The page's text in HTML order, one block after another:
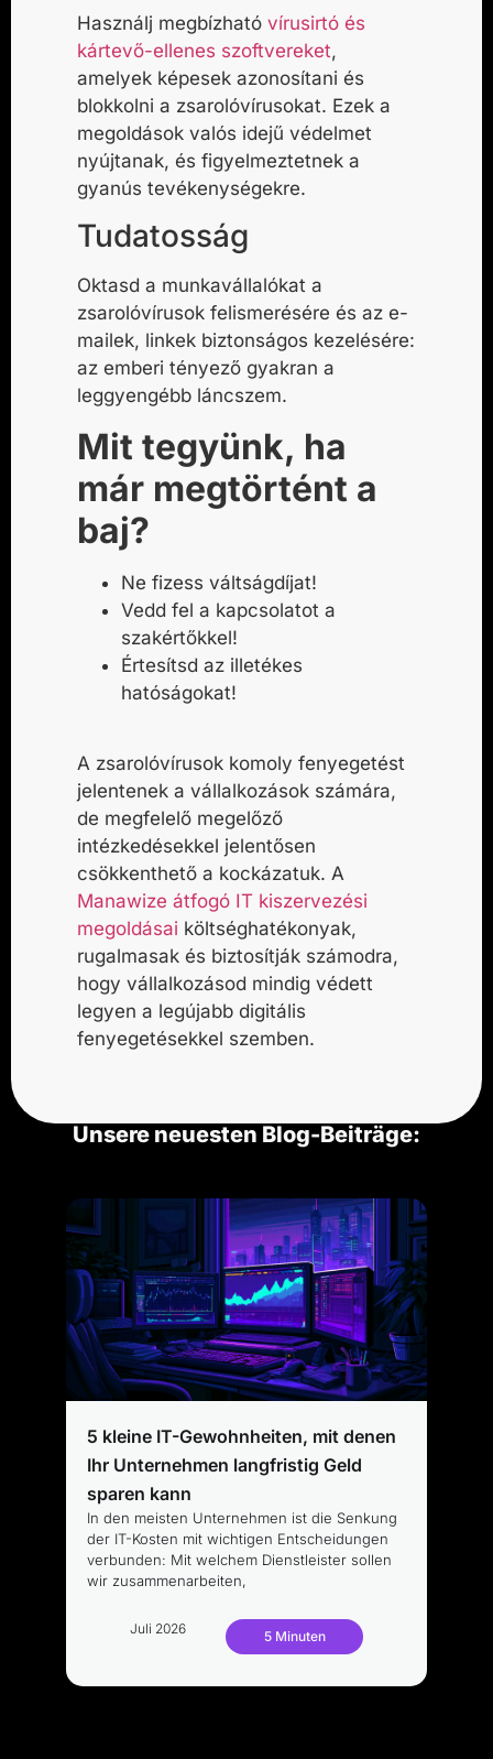
Használj megbízható vírusirtó és
kártevő-ellenes szoftvereket,
amelyek képesek azonosítani és
blokkolni a zsarolóvírusokat. Ezek a
megoldások valós idejű védelmet
nyújtanak, és figyelmeztetnek a
gyanús tevékenységekre.
Tudatosság
Oktasd a munkavállalókat a
zsarolóvírusok felismerésére és az e-
mailek, linkek biztonságos kezelésére:
az emberi tényező gyakran a
leggyengébb láncszem.
Mit tegyünk, ha
már megtörtént a
baj?
Ne fizess váltságdíjat!
Vedd fel a kapcsolatot a
szakértőkkel!
Értesítsd az illetékes
hatóságokat!
A zsarolóvírusok komoly fenyegetést
jelentenek a vállalkozások számára,
de megfelelő megelőző
intézkedésekkel jelentősen
csökkenthető a kockázatuk. A
Manawize átfogó IT kiszervezési
megoldásai költséghatékonyak,
rugalmasak és biztosítják számodra,
hogy vállalkozásod mindig védett
legyen a legújabb digitális
fenyegetésekkel szemben.
Unsere neuesten Blog-Beiträge:
5 kleine IT-Gewohnheiten, mit denen
Ihr Unternehmen langfristig Geld
sparen kann
In den meisten Unternehmen ist die Senkung
der IT-Kosten mit wichtigen Entscheidungen
verbunden: Mit welchem Dienstleister sollen
wir zusammenarbeiten,
Juli 2026 5 Minuten